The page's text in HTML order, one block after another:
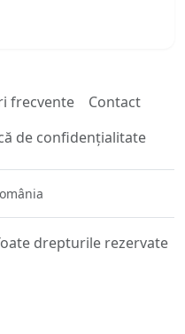
frecvente
Contact
de confidențialitate
drepturile rezervate